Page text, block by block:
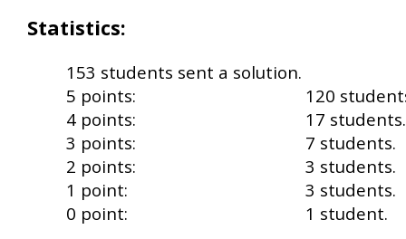
Statistics:
153 students sent a solution.
5 points:
120
4 points:
17 students.
3 points:
7 students.
2 points:
3 students.
1 point:
3 students.
0 point:
1 student.